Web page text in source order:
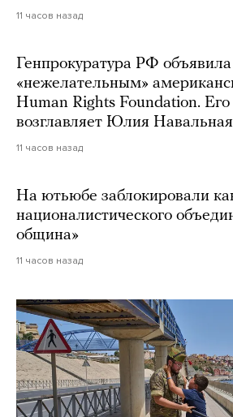
11 часов назад
Генпрокуратура РФ объявила
«нежелательным»
Human Rights Foundation. Его
возглавляет Юлия Навальная
11 часов назад
На ютьюбе заблокировали
националистического
община»
11 часов назад